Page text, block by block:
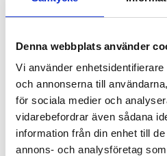
Denna webbplats använder
Vi använder
och annonserna till
för sociala medier och
vidarebefordrar även sådana
information från din enhet till
annons- och analysföretag
standardiserat fäste som
olika typer av utrustning
INFO